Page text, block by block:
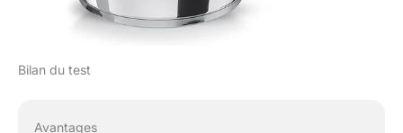
Bilan du test
Avantages